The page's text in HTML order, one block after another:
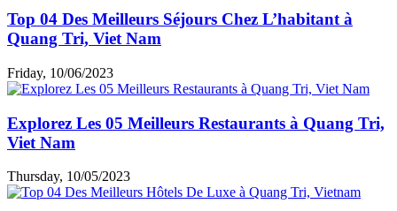
Top 04 Des Meilleurs Séjours Chez L’habitant à
Quang Tri, Viet Nam
Friday, 10/06/2023
Explorez Les 05 Meilleurs Restaurants à Quang Tri,
Viet Nam
Thursday, 10/05/2023